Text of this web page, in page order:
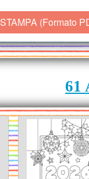
STAMPA (Formato
61